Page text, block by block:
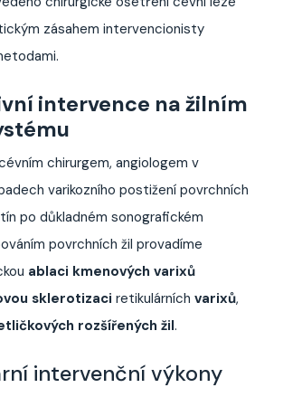
zásahem intervencionisty
intervence na žilním
chirurgem, angiologem v
varikozního postižení povrchních
po důkladném sonografickém
povrchních žil provadíme
ablaci kmenových varixů
sklerotizaci retikulárních varixů,
rozšířených žil.
intervenční výkony